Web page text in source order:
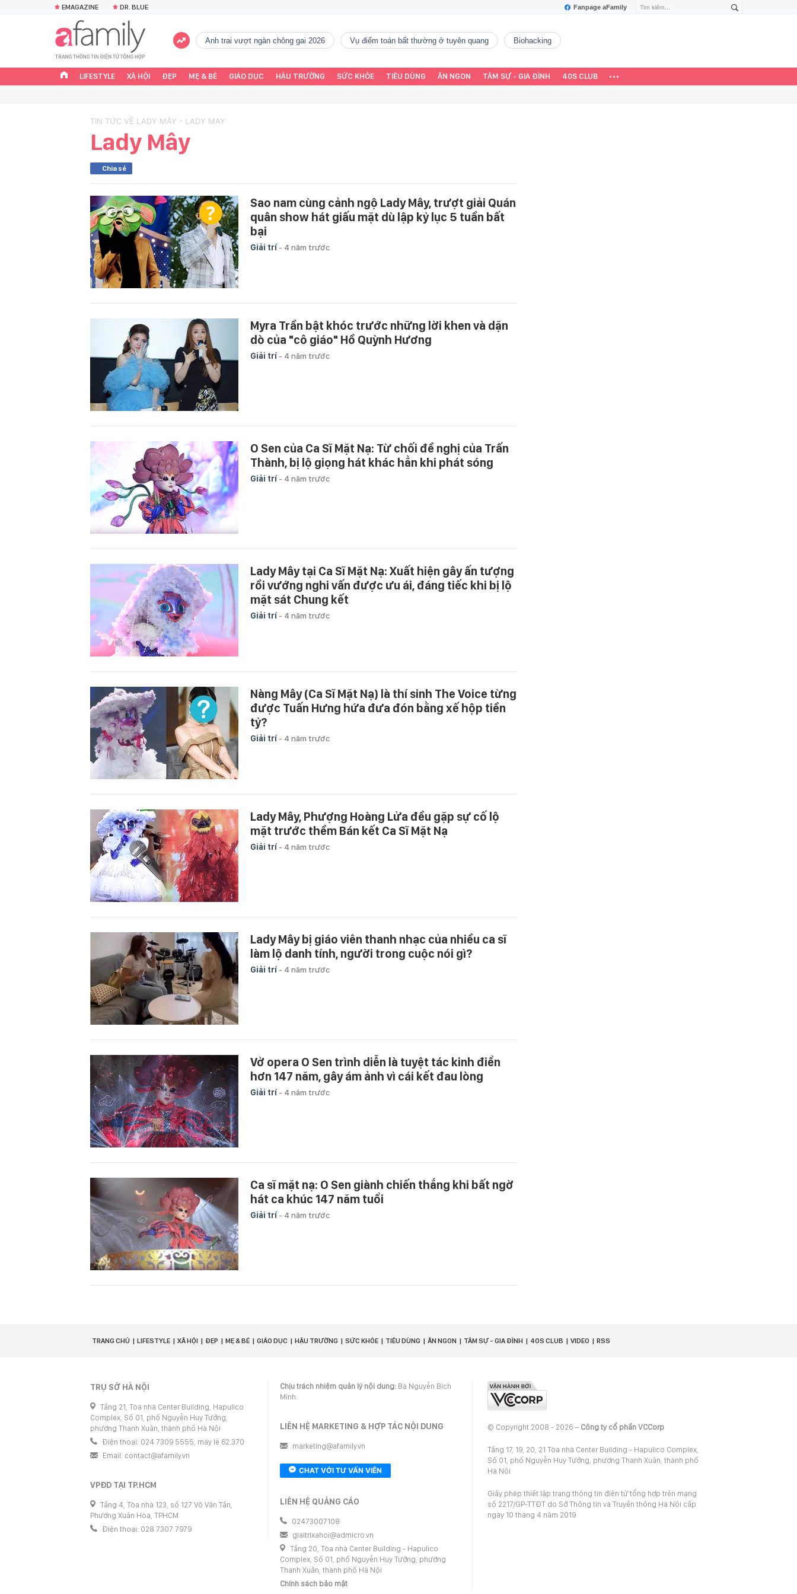
Fanpage aFamily
EMAGAZINE DR. BLUE
Anh trai vượt ngàn chông gai 2026 vụ điểm toán bất thường ở tuyên quang Biohacking
LIFESTYLE XÃ HỘI ĐẸP MẸ & BÉ GIÁO DỤC HẬU TRƯỜNG SỨC KHỎE TIÊU DÙNG ĂN NGON TÂM SỰ - GIA ĐÌNH 40S CLUB
TIN TỨC VỀ LADY MÂY - LADY MAY
Lady Mây
Chia sẻ
Sao nam cùng cảnh ngộ Lady Mây, trượt giải Quán
quân show hát giấu mặt dù lập kỷ lục 5 tuần bất
bại
Giải trí - 4 năm trước
Myra Trần bật khóc trước những lời khen và dặn
dò của "cô giáo" Hồ Quỳnh Hương
Giải trí - 4 năm trước
O Sen của Ca Sĩ Mặt Nạ: Từ chối đề nghị của Trấn
Thành, bị lộ giọng hát khác hẳn khi phát sóng
Giải trí - 4 năm trước
Lady Mây tại Ca Sĩ Mặt Nạ: Xuất hiện gây ấn tượng
rồi vướng nghi vấn được ưu ái, đáng tiếc khi bị lộ
mặt sát Chung kết
Giải trí - 4 năm trước
Nàng Mây (Ca Sĩ Mặt Nạ) là thí sinh The Voice từng
được Tuấn Hưng hứa đưa đón bằng xế hộp tiền
tỷ?
Giải trí - 4 năm trước
Lady Mây, Phượng Hoàng Lửa đều gặp sự cố lộ
mặt trước thềm Bán kết Ca Sĩ Mặt Nạ
Giải trí - 4 năm trước
Lady Mây bị giáo viên thanh nhạc của nhiều ca sĩ
làm lộ danh tính, người trong cuộc nói gì?
Giải trí - 4 năm trước
Vở opera O Sen trình diễn là tuyệt tác kinh điển
hơn 147 năm, gây ám ảnh vì cái kết đau lòng
Giải trí - 4 năm trước
Ca sĩ mặt nạ: O Sen giành chiến thắng khi bất ngờ
hát ca khúc 147 năm tuổi
Giải trí - 4 năm trước
TRANG CHỦ LIFESTYLE XÃ HỘI ĐẸP MẸ & BÉ GIÁO DỤC HẬU TRƯỜNG SỨC KHỎE TIÊU DÙNG ĂN NGON TÂM SỰ - GIA ĐÌNH 40S CLUB VIDEO RSS
TRỤ SỞ HÀ NỘI
Tầng 21, Tòa nhà Center Building, Hapulico
Complex, Số 01, phố Nguyễn Huy Tưởng,
phường Thanh Xuân, thành phố Hà Nội
Điện thoại: 024 7309 5555, máy lẻ 62.370
Email: contact@afamily.vn
VPĐD TẠI TP.HCM
Tầng 4, Tòa nhà 123, số 127 Võ Văn Tần,
Phường Xuân Hòa, TPHCM
Điện thoại: 028 7307 7979
Chịu trách nhiệm quản lý nội dung: Bà Nguyễn Bích
Minh.
LIÊN HỆ MARKETING & HỢP TÁC NỘI DUNG
marketing@afamily.vn
CHAT VỚI TƯ VẤN VIÊN
LIÊN HỆ QUẢNG CÁO
02473007108
giaitrixahoi@admicro.vn
Tầng 20, Tòa nhà Center Building - Hapulico
Complex, Số 01, phố Nguyễn Huy Tưởng, phường
Thanh Xuân, thành phố Hà Nội
Chính sách bảo mật
© Copyright 2008 - 2026 – Công ty cổ phần VCCorp
Tầng 17, 19, 20, 21 Tòa nhà Center Building - Hapulico Complex,
Số 01, phố Nguyễn Huy Tưởng, phường Thanh Xuân, thành phố
Hà Nội
Giấy phép thiết lập trang thông tin điện tử tổng hợp trên mạng
số 2217/GP-TTĐT do Sở Thông tin và Truyền thông Hà Nội cấp
ngày 10 tháng 4 năm 2019